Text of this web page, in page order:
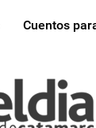
Cuentos